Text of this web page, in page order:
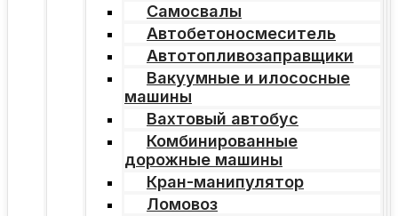
Самосвалы
Автобетоносмеситель
Автотопливозаправщики
Вакуумные и илососные
машины
Вахтовый автобус
Комбинированные
дорожные машины
Кран-манипулятор
Ломовоз